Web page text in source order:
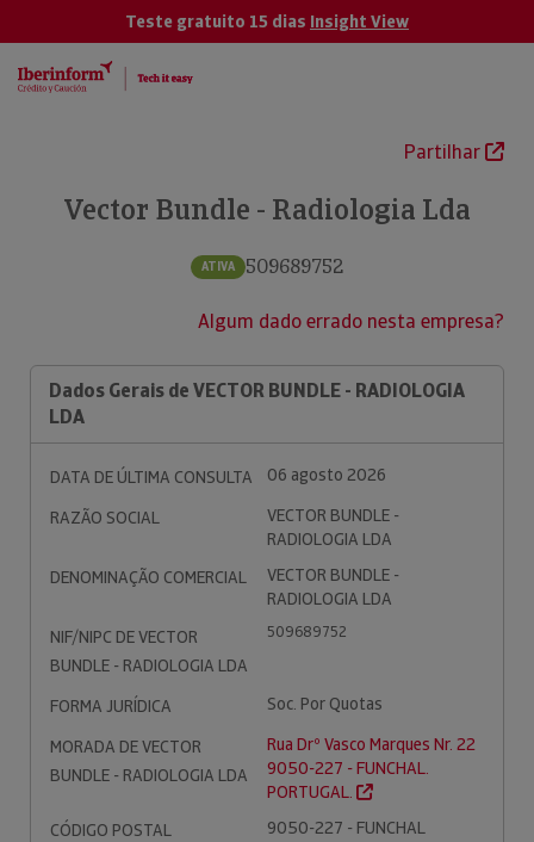
Teste gratuito 15 dias Insight View
Partilhar
Vector Bundle - Radiologia Lda
ATIVA 509689752
Algum dado errado nesta empresa?
Dados Gerais de VECTOR BUNDLE - RADIOLOGIA
LDA
DATA DE ÚLTIMA CONSULTA
06 agosto 2026
RAZÃO SOCIAL
VECTOR BUNDLE -
RADIOLOGIA LDA
DENOMINAÇÃO COMERCIAL
VECTOR BUNDLE -
RADIOLOGIA LDA
NIF/NIPC DE VECTOR
BUNDLE - RADIOLOGIA LDA
509689752
FORMA JURÍDICA
Soc. Por Quotas
MORADA DE VECTOR
BUNDLE - RADIOLOGIA LDA
Rua Drº Vasco Marques Nr. 22
9050-227 - FUNCHAL.
PORTUGAL.
CÓDIGO POSTAL
9050-227 - FUNCHAL